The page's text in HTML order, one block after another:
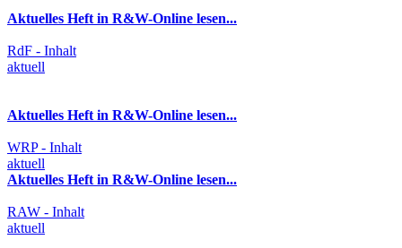
Aktuelles Heft in R&W-Online lesen...
RdF - Inhalt
aktuell
Aktuelles Heft in R&W-Online lesen...
WRP - Inhalt
aktuell
Aktuelles Heft in R&W-Online lesen...
RAW - Inhalt
aktuell